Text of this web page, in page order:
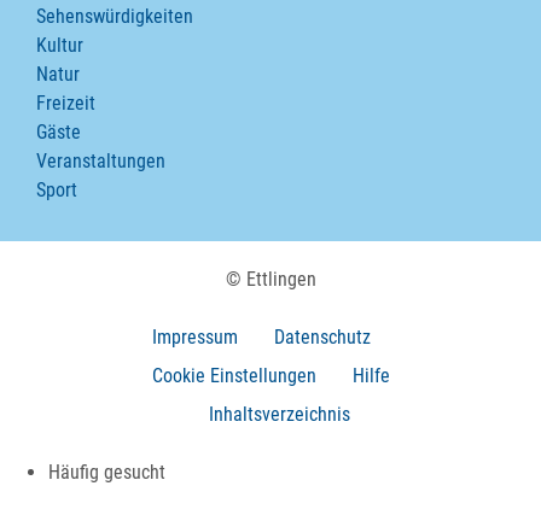
Sehenswürdigkeiten
Kultur
Natur
Freizeit
Gäste
Veranstaltungen
Sport
© Ettlingen
Impressum
Datenschutz
Cookie Einstellungen
Hilfe
Inhaltsverzeichnis
Häufig gesucht